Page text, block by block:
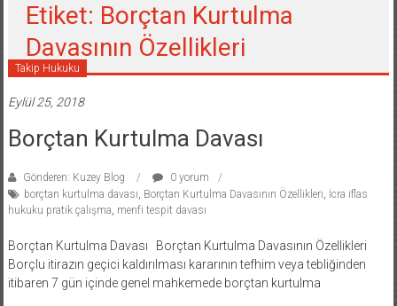
Etiket: Borçtan Kurtulma
Davasının Özellikleri
Takip Hukuku
Eylül 25, 2018
Borçtan Kurtulma Davası
Gönderen: Kuzey Blog
0 yorum
borçtan kurtulma davası, Borçtan Kurtulma Davasının Özellikleri, İcra iflas
hukuku pratik çalışma, menfi tespit davası
Borçtan Kurtulma Davası Borçtan Kurtulma Davasının Özellikleri
Borçlu itirazın geçici kaldırılması kararının tefhim veya tebliğinden
itibaren 7 gün içinde genel mahkemede borçtan kurtulma